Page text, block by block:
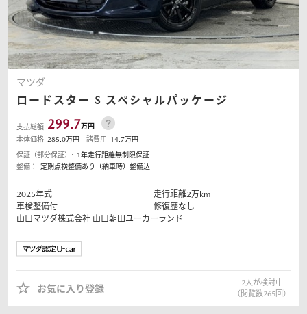
マツダ
ロードスター S スペシャルパッケージ
支払総額 299.7万円
本体価格 285.0万円 諸費用 14.7万円
保証（部分保証）: 1年走行距離無制限保証
整備：
定期点検整備あり（納車時）整備込
2025年式 走行距離2万km
車検整備付
修復歴なし
山口マツダ株式会社 山口朝田ユーカーランド
お気に入り登録
2人が検討中
（閲覧数265回）